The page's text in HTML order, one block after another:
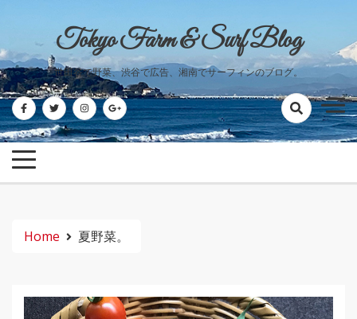
content
Tokyo Farm & Surf Blog
世田谷で野菜、渋谷で広告、湘南でサーフィンのブログ。
Home 夏野菜。